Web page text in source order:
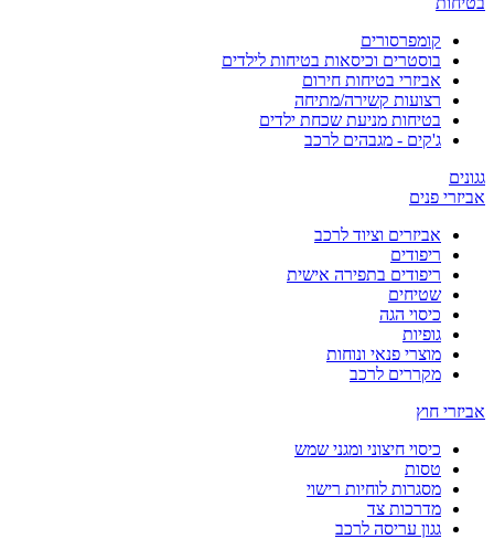
קומפרסורים
בוסטרים וכיסאות בטיחות לילדים
אביזרי בטיחות חירום
רצועות קשירה/מתיחה
בטיחות מניעת שכחת ילדים
ג'קים - מגבהים לרכב
גגונים
אביזרי פנים
אביזרים וציוד לרכב
ריפודים
ריפודים בתפירה אישית
שטיחים
כיסוי הגה
גופיות
מוצרי פנאי ונוחות
מקררים לרכב
אביזרי חוץ
כיסוי חיצוני ומגני שמש
טסות
מסגרות לוחיות רישוי
מדרכות צד
גגון עריסה לרכב